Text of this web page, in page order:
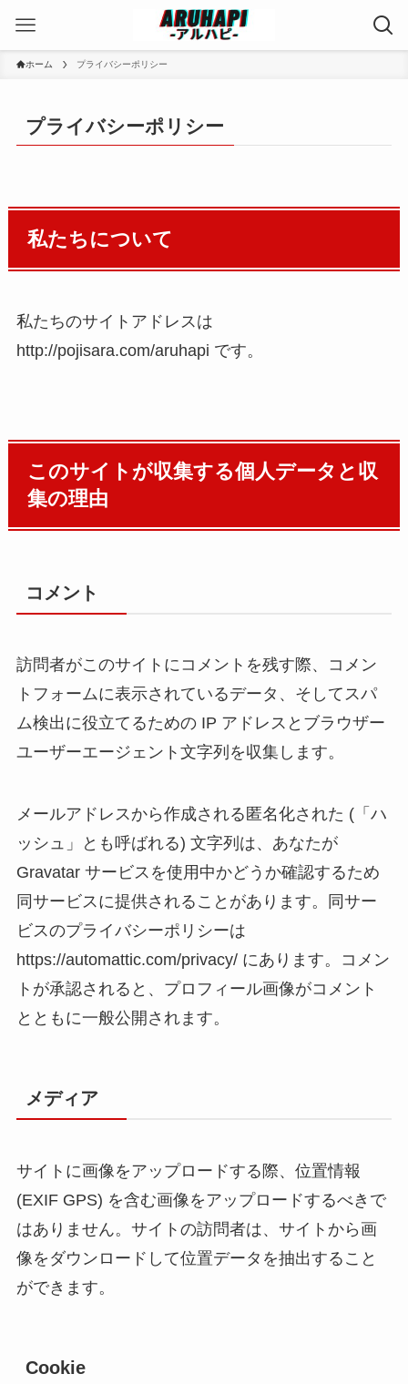
ホーム プライバシーポリシー
プライバシーポリシー
私たちについて
私たちのサイトアドレスは
http://pojisara.com/aruhapi です。
このサイトが収集する個人データと収
集の理由
コメント
訪問者がこのサイトにコメントを残す際、コメン
トフォームに表示されているデータ、そしてスパ
ム検出に役立てるための IP アドレスとブラウザー
ユーザーエージェント文字列を収集します。
メールアドレスから作成される匿名化された (「ハ
ッシュ」とも呼ばれる) 文字列は、あなたが
Gravatar サービスを使用中かどうか確認するため
同サービスに提供されることがあります。同サー
ビスのプライバシーポリシーは
https://automattic.com/privacy/ にあります。コメン
トが承認されると、プロフィール画像がコメント
とともに一般公開されます。
メディア
サイトに画像をアップロードする際、位置情報
(EXIF GPS) を含む画像をアップロードするべきで
はありません。サイトの訪問者は、サイトから画
像をダウンロードして位置データを抽出すること
ができます。
Cookie